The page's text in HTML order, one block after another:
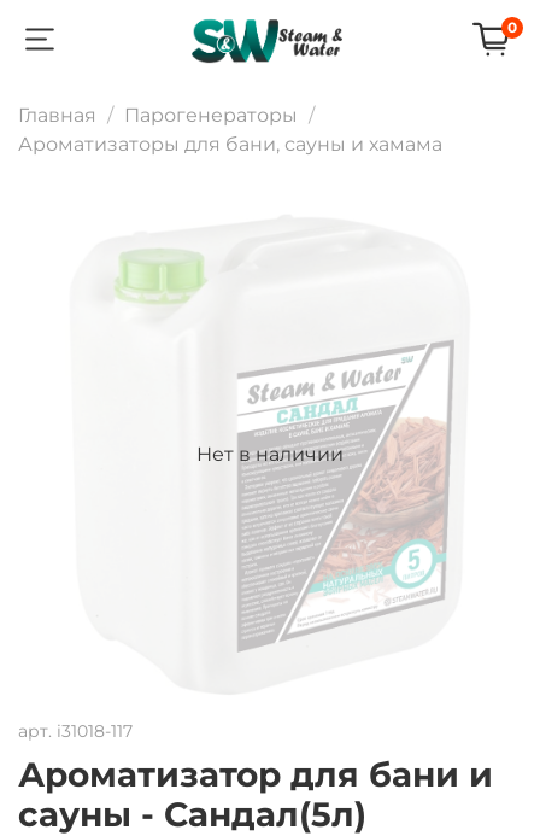
0
Главная
Парогенераторы
Ароматизаторы для бани, сауны и хамама
Нет в наличии
арт. i31018-117
Ароматизатор для бани и
сауны - Сандал(5л)